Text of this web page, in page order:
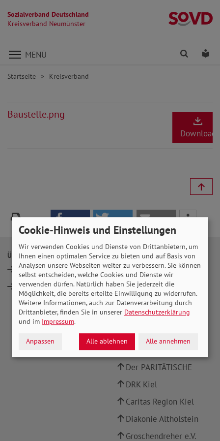
Sozialverband Deutschland
Kreisverband Neumünster
Direkt zu den Inhalten springen
MENÜ Finden
Startseite Kreisverband
Baustelle.png
Download
ÜBER UNS
Vorstand
Mitglied werden
INFOPORTALE UND LINKS
SoVD Bundesverband
SoVD Schleswig-
Holstein
SoVD Publikationen
Landeshauptstadt Kiel
AWO Kiel
Der PARITÄTISCHE
DRK Kiel
Caritas Region Kiel
Diakonie Altholstein
Groschendreher e.V.
Cookie-Hinweis und Einstellungen
Wir verwenden Cookies und Dienste von Drittanbietern, um
Ihnen einen optimalen Service zu bieten und auf Basis von
Analysen unsere Webseiten weiter zu verbessern. Sie können
selbst entscheiden, welche Cookies und Dienste wir
verwenden dürfen. Natürlich haben Sie jederzeit die
Möglichkeit, die bereits erteilte Einwilligung zu widerrufen.
Weitere Informationen, auch zur Datenverarbeitung durch
Drittanbieter, finden Sie in unserer Datenschutzerklärung
und im Impressum.
Anpassen Alle ablehnen Alle annehmen